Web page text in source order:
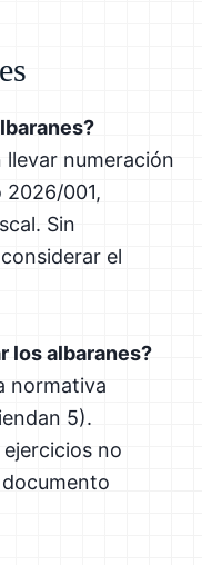
llevar numeración
2026/001,
Sin
el
los albaranes?
normativa
5).
no